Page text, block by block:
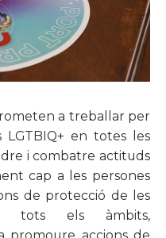
a treballar per
LGTBIQ+ en totes les
i combatre actituds
cap a les persones
de protecció de les
tots els àmbits,